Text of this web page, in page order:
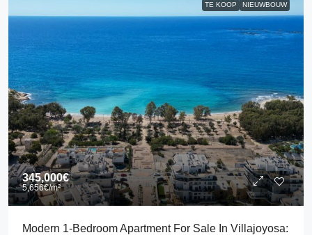
TE KOOP NIEUWBOUW
345,000€
5,656€/m²
Modern 1-Bedroom Apartment For Sale In Villajoyosa: